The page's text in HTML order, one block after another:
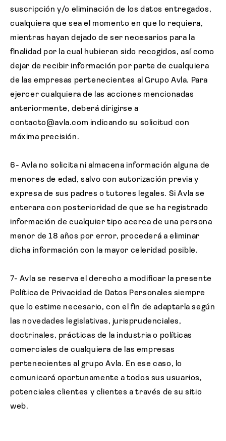
suscripción y/o eliminación de los datos entregados,
cualquiera que sea el momento en que lo requiera,
mientras hayan dejado de ser necesarios para la
finalidad por la cual hubieran sido recogidos, así como
dejar de recibir información por parte de cualquiera
de las empresas pertenecientes al Grupo Avla. Para
ejercer cualquiera de las acciones mencionadas
anteriormente, deberá dirigirse a
contacto@avla.com indicando su solicitud con
máxima precisión.
6- Avla no solicita ni almacena información alguna de
menores de edad, salvo con autorización previa y
expresa de sus padres o tutores legales. Si Avla se
enterara con posterioridad de que se ha registrado
información de cualquier tipo acerca de una persona
menor de 18 años por error, procederá a eliminar
dicha información con la mayor celeridad posible.
7- Avla se reserva el derecho a modificar la presente
Política de Privacidad de Datos Personales siempre
que lo estime necesario, con el fin de adaptarla según
las novedades legislativas, jurisprudenciales,
doctrinales, prácticas de la industria o políticas
comerciales de cualquiera de las empresas
pertenecientes al grupo Avla. En ese caso, lo
comunicará oportunamente a todos sus usuarios,
potenciales clientes y clientes a través de su sitio
web.